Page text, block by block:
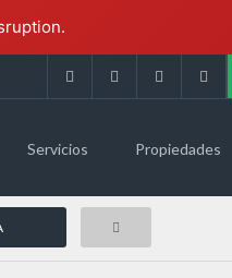
Servicios Propiedades